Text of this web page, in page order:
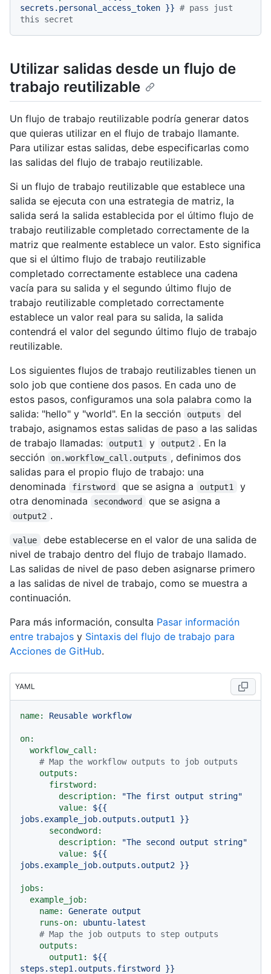
secrets.personal_access_token }} # pass just
this secret
Utilizar salidas desde un flujo de
trabajo reutilizable
Un flujo de trabajo reutilizable podría generar datos
que quieras utilizar en el flujo de trabajo llamante.
Para utilizar estas salidas, debe especificarlas como
las salidas del flujo de trabajo reutilizable.
Si un flujo de trabajo reutilizable que establece una
salida se ejecuta con una estrategia de matriz, la
salida será la salida establecida por el último flujo de
trabajo reutilizable completado correctamente de la
matriz que realmente establece un valor. Esto significa
que si el último flujo de trabajo reutilizable
completado correctamente establece una cadena
vacía para su salida y el segundo último flujo de
trabajo reutilizable completado correctamente
establece un valor real para su salida, la salida
contendrá el valor del segundo último flujo de trabajo
reutilizable.
Los siguientes flujos de trabajo reutilizables tienen un
solo job que contiene dos pasos. En cada uno de
estos pasos, configuramos una sola palabra como la
salida: "hello" y "world". En la sección
outputs
del
trabajo, asignamos estas salidas de paso a las salidas
de trabajo llamadas:
output1 y output2 . En la
sección
on.workflow_call.outputs , definimos dos
salidas para el propio flujo de trabajo: una
denominada
firstword que se asigna a output1
y
otra denominada
secondword que se asigna a
output2 .
value
debe establecerse en el valor de una salida de
nivel de trabajo dentro del flujo de trabajo llamado.
Las salidas de nivel de paso deben asignarse primero
a las salidas de nivel de trabajo, como se muestra a
continuación.
Para más información, consulta Pasar información
entre trabajos y Sintaxis del flujo de trabajo para
Acciones de GitHub.
YAML
name: Reusable workflow
on:
workflow_call:
# Map the workflow outputs to job outputs
outputs:
firstword:
description:
"The first output string"
value:
${{
jobs.example_job.outputs.output1
}}
secondword:
description:
"The second output string"
value:
${{
jobs.example_job.outputs.output2 }}
jobs:
example_job:
name:
Generate output
runs-on:
ubuntu-latest
# Map the job outputs to step outputs
outputs:
output1:
${{
steps.step1.outputs.firstword }}